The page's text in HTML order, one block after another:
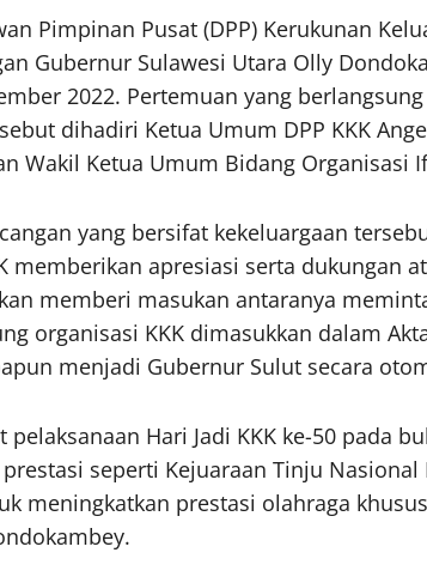
Pimpinan Pusat (DPP) Kerukunan
Gubernur Sulawesi Utara Olly
2022. Pertemuan yang
dihadiri Ketua Umum DPP KKK
Wakil Ketua Umum Bidang Organisasi
yang bersifat kekeluargaan
memberikan apresiasi serta dukungan
memberi masukan antaranya
organisasi KKK dimasukkan dalam
menjadi Gubernur Sulut secara
pelaksanaan Hari Jadi KKK ke-50 pada
seperti Kejuaraan Tinju
meningkatkan prestasi olahraga